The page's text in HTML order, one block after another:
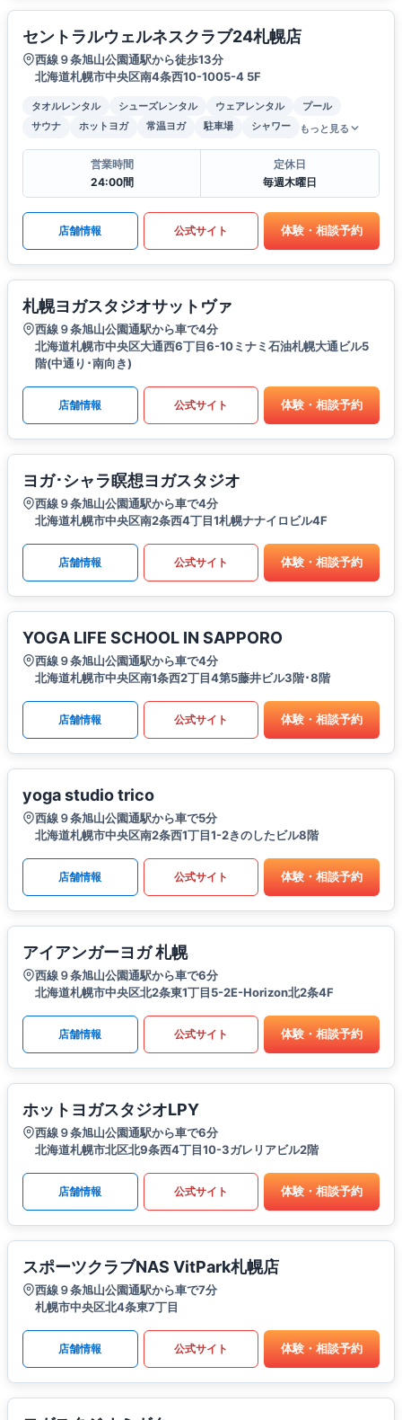
セントラルウェルネスクラブ24札幌店
西線９条旭山公園通駅から徒歩13分
北海道札幌市中央区南4条西10-1005-4 5F
タオルレンタル シューズレンタル ウェアレンタル
プール
サウナ
ホットヨガ 常温ヨガ 駐車場 シャワー もっと見る
営業時間
24:00間
定休日
毎週木曜日
店舗情報 公式サイト 体験・相談予約
札幌ヨガスタジオサットヴァ
西線９条旭山公園通駅から車で4分
北海道札幌市中央区大通西6丁目6-10ミナミ石油札幌大通ビル5
階(中通り･南向き)
店舗情報 公式サイト 体験・相談予約
ヨガ･シャラ瞑想ヨガスタジオ
西線９条旭山公園通駅から車で4分
北海道札幌市中央区南2条西4丁目1札幌ナナイロビル4F
店舗情報 公式サイト 体験・相談予約
YOGA LIFE SCHOOL IN SAPPORO
西線９条旭山公園通駅から車で4分
北海道札幌市中央区南1条西2丁目4第5藤井ビル3階･8階
店舗情報 公式サイト 体験・相談予約
yoga studio trico
西線９条旭山公園通駅から車で5分
北海道札幌市中央区南2条西1丁目1-2きのしたビル8階
店舗情報 公式サイト 体験・相談予約
アイアンガーヨガ 札幌
西線９条旭山公園通駅から車で6分
北海道札幌市中央区北2条東1丁目5-2E-Horizon北2条4F
店舗情報 公式サイト 体験・相談予約
ホットヨガスタジオLPY
西線９条旭山公園通駅から車で6分
北海道札幌市北区北9条西4丁目10-3ガレリアビル2階
店舗情報 公式サイト 体験・相談予約
スポーツクラブNAS VitPark札幌店
西線９条旭山公園通駅から車で7分
札幌市中央区北4条東7丁目
店舗情報 公式サイト 体験・相談予約